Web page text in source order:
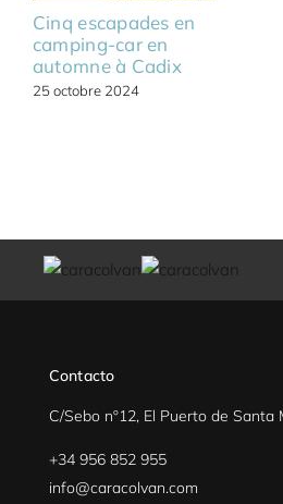
Cinq escapades en
camping-car en
automne à Cadix
25 octobre 2024
Contacto
C/Sebo nº12, El Puerto de Santa
+34 956 852 955
info@caracolvan.com